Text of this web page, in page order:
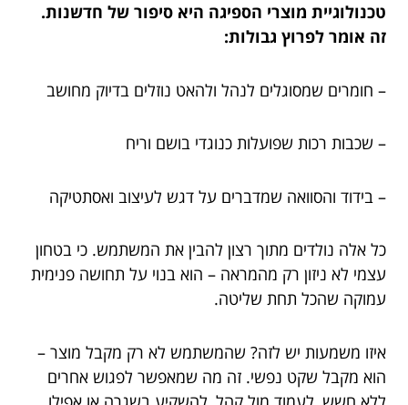
טכנולוגיית מוצרי הספיגה היא סיפור של חדשנות.
זה אומר לפרוץ גבולות:
– חומרים שמסוגלים לנהל ולהאט נוזלים בדיוק מחושב
– שכבות רכות שפועלות כנוגדי בושם וריח
– בידוד והסוואה שמדברים על דגש לעיצוב ואסתטיקה
כל אלה נולדים מתוך רצון להבין את המשתמש. כי בטחון
עצמי לא ניזון רק מהמראה – הוא בנוי על תחושה פנימית
עמוקה שהכל תחת שליטה.
איזו משמעות יש לזה? שהמשתמש לא רק מקבל מוצר –
הוא מקבל שקט נפשי. זה מה שמאפשר לפגוש אחרים